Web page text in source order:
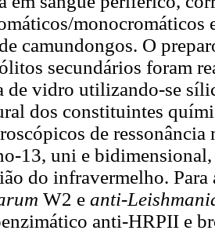
monocromáticos
camundongos. O
secundários foram
de vidro utilizando-se
dos constituintes
de
13, uni e bidimensional,
do infravermelho.
W2 e anti-
anti-HRPII e